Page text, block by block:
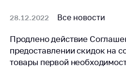
граждан и юр. лиц
Прямaя телефоннaя
линия
Горячая линия
28.12.2022 Все новости
Продлено действие
предоставлении скидок на
товары первой